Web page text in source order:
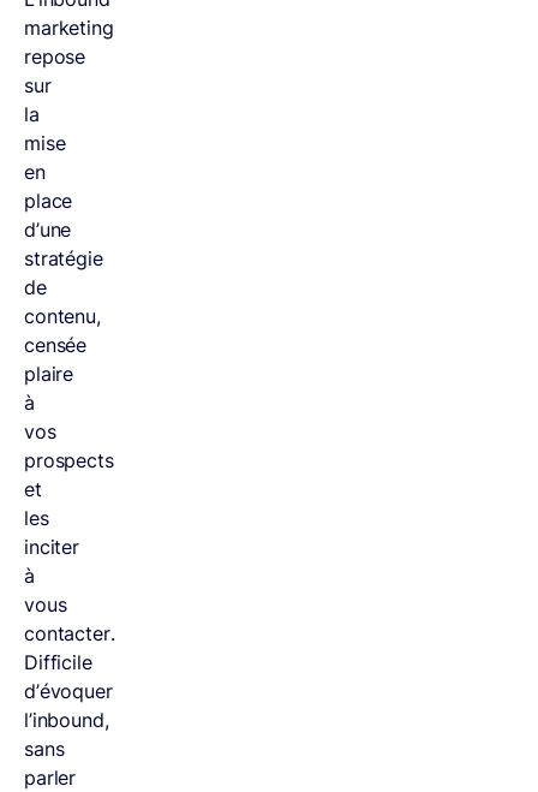
marketing
repose
sur
la
mise
en
place
d’une
stratégie
de
contenu,
censée
plaire
à
vos
prospects
et
les
inciter
à
vous
contacter.
Difficile
d’évoquer
l’inbound,
sans
parler